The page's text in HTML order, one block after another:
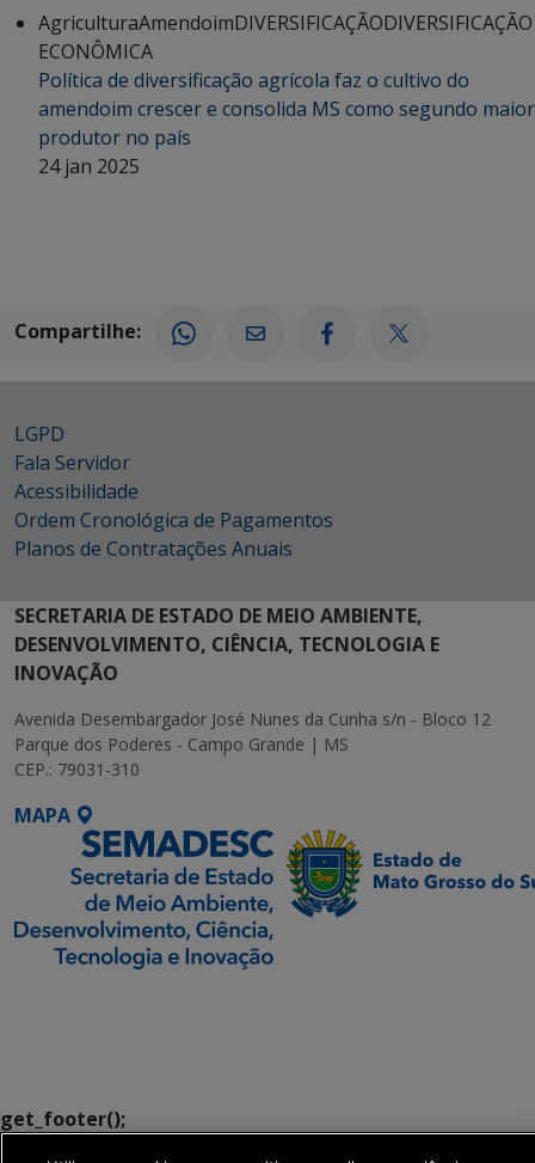
AgriculturaAmendoimDIVERSIFICAÇÃODIVERSIFICAÇÃO
ECONÔMICA
Política de diversificação agrícola faz o cultivo do
amendoim crescer e consolida MS como segundo maior
produtor no país
24 jan 2025
Compartilhe:
LGPD
Fala Servidor
Acessibilidade
Ordem Cronológica de Pagamentos
Planos de Contratações Anuais
SECRETARIA DE ESTADO DE MEIO AMBIENTE,
DESENVOLVIMENTO, CIÊNCIA, TECNOLOGIA E
INOVAÇÃO
Avenida Desembargador José Nunes da Cunha s/n - Bloco 12
Parque dos Poderes - Campo Grande | MS
CEP.: 79031-310
MAPA
get_footer();